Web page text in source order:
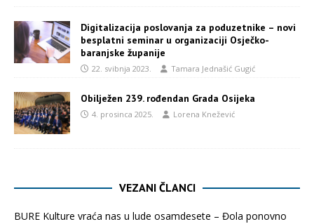
Digitalizacija poslovanja za poduzetnike – novi
besplatni seminar u organizaciji Osječko-
baranjske županije
22. svibnja 2023. Tamara Jednašić Gugić
Obilježen 239. rođendan Grada Osijeka
4. prosinca 2025. Lorena Knežević
VEZANI ČLANCI
BURE Kulture vraća nas u lude osamdesete – Đola ponovno